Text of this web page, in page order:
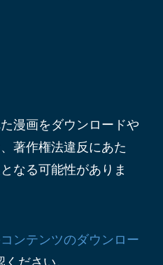
漫画をダウンロードや
著作権法違反にあた
なる可能性がありま
ンテンツのダウンロー
ださい。